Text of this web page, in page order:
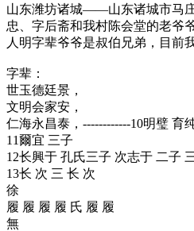
山东潍坊诸城——山东诸城市马
忠、字后斋和我村陈会堂的老爷
人明字辈爷爷是叔伯兄弟，目前
字辈：
世玉德廷景，
文明会家安，
仁海永昌泰，------------10明璧 育
11爾宜 三子
12长興于 孔氏三子 次志于 二子
13长 次 三 长 次
徐
履 履 履 履 氏 履 履
無